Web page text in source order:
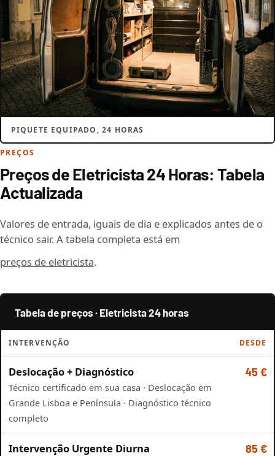
PIQUETE EQUIPADO, 24 HORAS
PREÇOS
Preços de Eletricista 24 Horas: Tabela
Actualizada
Valores de entrada, iguais de dia e explicados antes de o
técnico sair. A tabela completa está em
preços de eletricista.
Tabela de preços · Eletricista 24 horas
INTERVENÇÃO DESDE
Deslocação + Diagnóstico
Técnico certificado em sua casa · Deslocação em
Grande Lisboa e Península · Diagnóstico técnico
completo
45 €
Intervenção Urgente Diurna 85 €